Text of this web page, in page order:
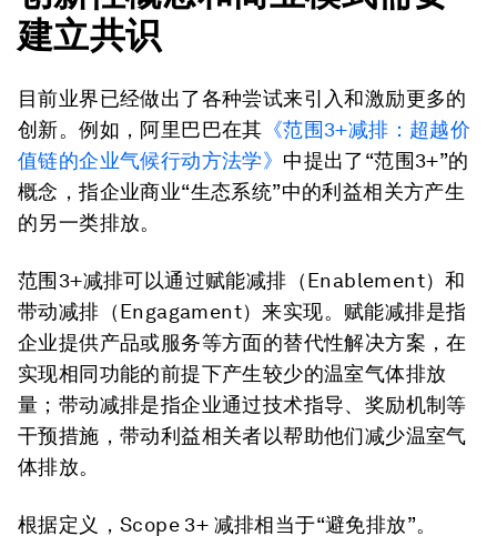
建立共识
目前业界已经做出了各种尝试来引入和激励更多的
创新。例如，阿里巴巴在其 《范围3+减排：超越价
值链的企业气候行动方法学》 中提出了“范围3+”的
概念，指企业商业“生态系统”中的利益相关方产生
的另一类排放。
范围3+减排可以通过赋能减排（Enablement）和
带动减排（Engagament）来实现。赋能减排是指
企业提供产品或服务等方面的替代性解决方案，在
实现相同功能的前提下产生较少的温室气体排放
量；带动减排是指企业通过技术指导、奖励机制等
干预措施，带动利益相关者以帮助他们减少温室气
体排放。
根据定义，Scope 3+ 减排相当于“避免排放”。